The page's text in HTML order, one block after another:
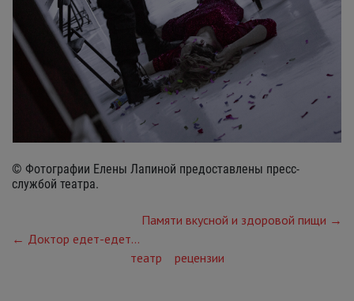
© Фотографии Елены Лапиной предоставлены пресс-
службой театра.
Памяти вкусной и здоровой пищи →
← Доктор едет-едет...
театр
рецензии